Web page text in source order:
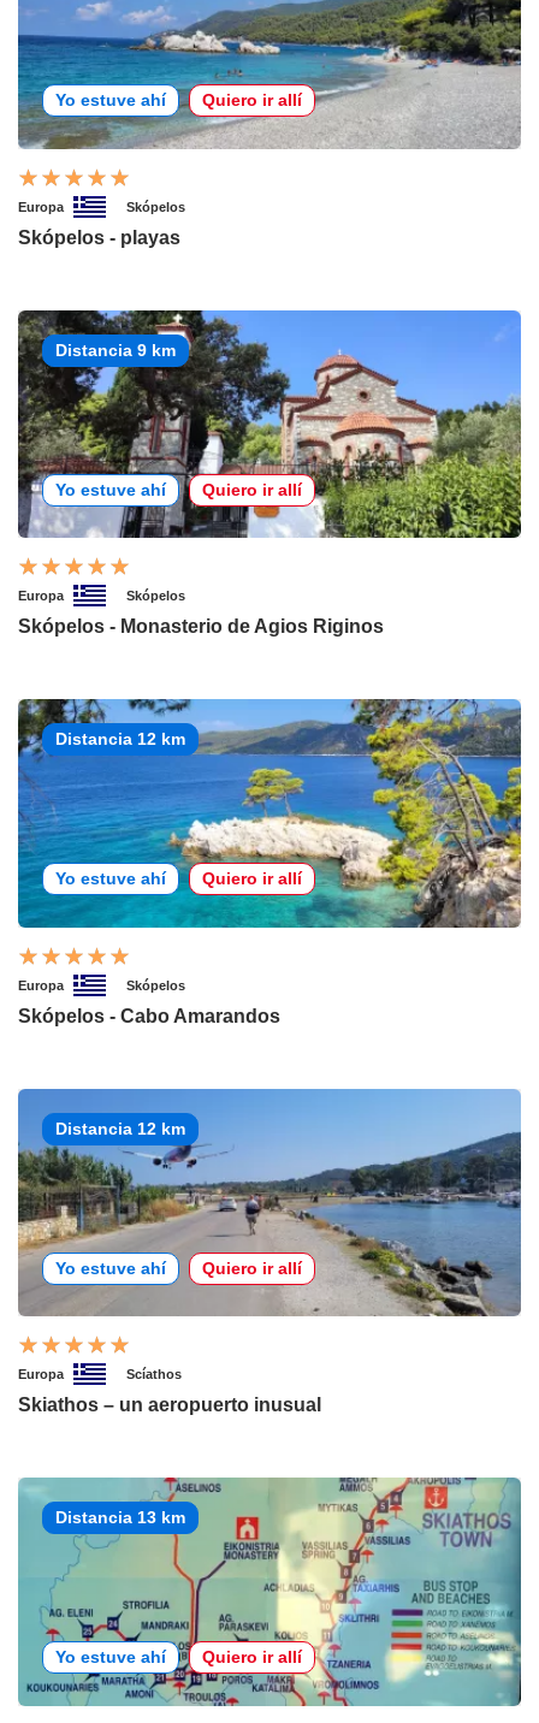
Yo estuve ahí Quiero ir allí
Europa Skópelos
Skópelos - playas
Distancia 9 km
Yo estuve ahí Quiero ir allí
Europa Skópelos
Skópelos - Monasterio de Agios Riginos
Distancia 12 km
Yo estuve ahí Quiero ir allí
Europa Skópelos
Skópelos - Cabo Amarandos
Distancia 12 km
Yo estuve ahí Quiero ir allí
Europa Scíathos
Skiathos – un aeropuerto inusual
Distancia 13 km
Yo estuve ahí Quiero ir allí